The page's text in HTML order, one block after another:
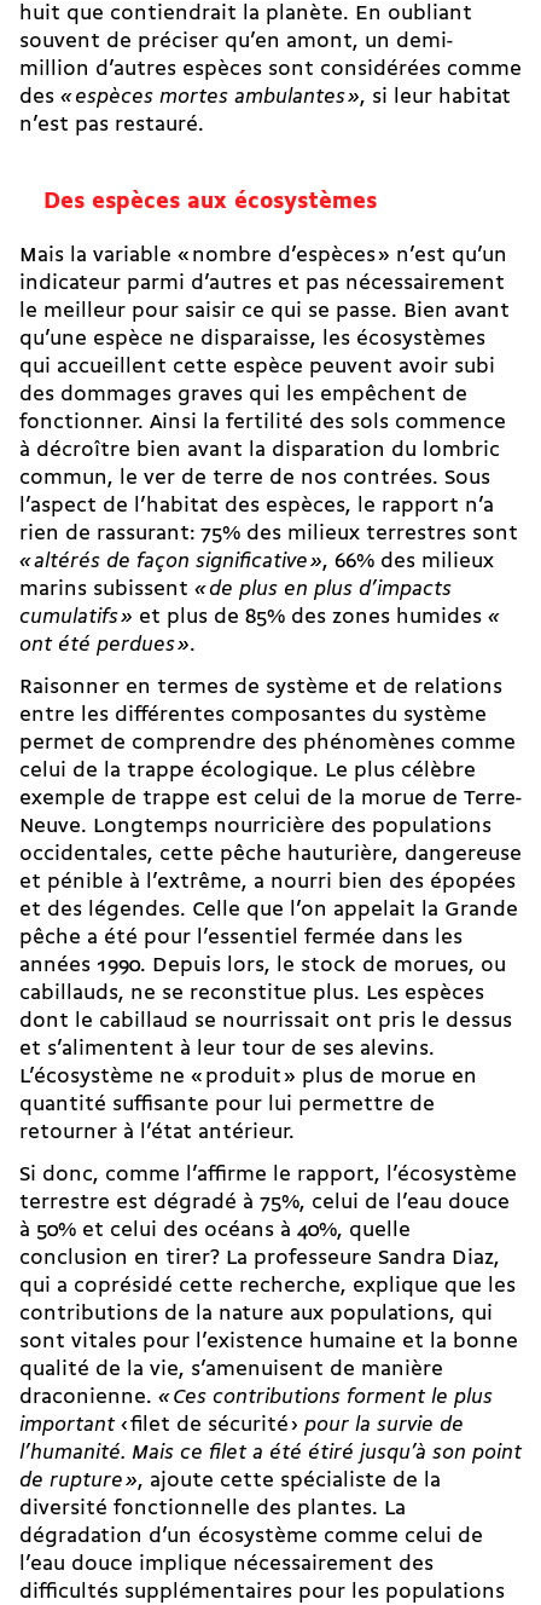
huit que contiendrait la planète. En oubliant
souvent de préciser qu’en amont, un demi-
million d’autres espèces sont considérées comme
des « espèces mortes ambulantes », si leur habitat
n’est pas restauré.
Des espèces aux écosystèmes
Mais la variable « nombre d’espèces » n’est qu’un
indicateur parmi d’autres et pas nécessairement
le meilleur pour saisir ce qui se passe. Bien avant
qu’une espèce ne disparaisse, les écosystèmes
qui accueillent cette espèce peuvent avoir subi
des dommages graves qui les empêchent de
fonctionner. Ainsi la fertilité des sols commence
à décroître bien avant la disparation du lombric
commun, le ver de terre de nos contrées. Sous
l’aspect de l’habitat des espèces, le rapport n’a
rien de rassurant: 75% des milieux terrestres sont
« altérés de façon significative », 66% des milieux
marins subissent « de plus en plus d’impacts
cumulatifs » et plus de 85% des zones humides «
ont été perdues ».
Raisonner en termes de système et de relations
entre les différentes composantes du système
permet de comprendre des phénomènes comme
celui de la trappe écologique. Le plus célèbre
exemple de trappe est celui de la morue de Terre-
Neuve. Longtemps nourricière des populations
occidentales, cette pêche hauturière, dangereuse
et pénible à l’extrême, a nourri bien des épopées
et des légendes. Celle que l’on appelait la Grande
pêche a été pour l’essentiel fermée dans les
années 1990. Depuis lors, le stock de morues, ou
cabillauds, ne se reconstitue plus. Les espèces
dont le cabillaud se nourrissait ont pris le dessus
et s’alimentent à leur tour de ses alevins.
L’écosystème ne « produit » plus de morue en
quantité suffisante pour lui permettre de
retourner à l’état antérieur.
Si donc, comme l’affirme le rapport, l’écosystème
terrestre est dégradé à 75%, celui de l’eau douce
à 50% et celui des océans à 40%, quelle
conclusion en tirer? La professeure Sandra Diaz,
qui a coprésidé cette recherche, explique que les
contributions de la nature aux populations, qui
sont vitales pour l’existence humaine et la bonne
qualité de la vie, s’amenuisent de manière
draconienne. « Ces contributions forment le plus
important ‹ filet de sécurité › pour la survie de
l’humanité. Mais ce filet a été étiré jusqu’à son point
de rupture », ajoute cette spécialiste de la
diversité fonctionnelle des plantes. La
dégradation d’un écosystème comme celui de
l’eau douce implique nécessairement des
difficultés supplémentaires pour les populations